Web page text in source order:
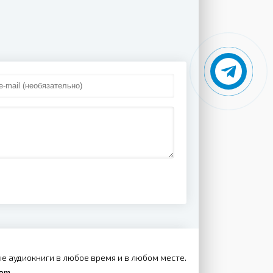
аудиокниги в любое время и в любом месте.